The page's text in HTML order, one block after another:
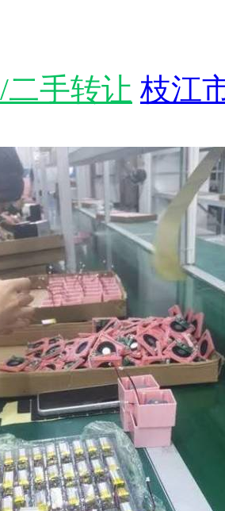
手转让 枝江